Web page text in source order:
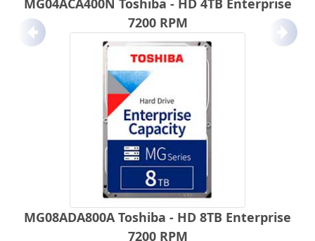
MG04ACA400N Toshiba - HD 4TB Enterprise
7200 RPM
MG08ADA800A Toshiba - HD 8TB Enterprise
7200 RPM
Anterior